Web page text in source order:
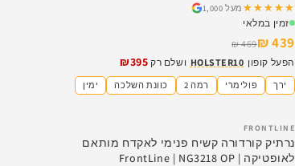
★★★★★
★★★★★ מעל 1,000
זמין במלאי
439 ₪
469 ₪
הפעל קופון HOLSTER10 ושלם רק ₪395
ירך פולימרי רמה 2 כוונת השלכה ימין
SALE
FRONTLINE
נרתיק קורדורה קשיח פנימי לאקדח מותאם
לאופטיקה | FrontLine | NG3218 OP